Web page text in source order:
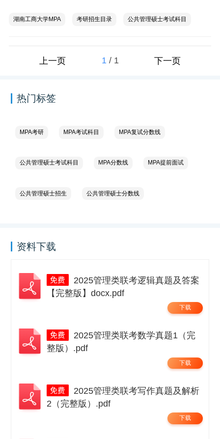
湖南工商大学MPA 考研招生目录 公共管理硕士考试科目
上一页 1 / 1 下一页
热门标签
MPA考研 MPA考试科目 MPA复试分数线
公共管理硕士考试科目 MPA分数线 MPA提前面试
公共管理硕士招生 公共管理硕士分数线
资料下载
【完整版】docx.pdf
下载
整版）.pdf
下载
2（完整版）.pdf
下载